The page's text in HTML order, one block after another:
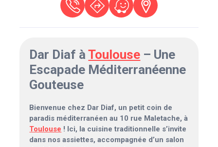
Dar Diaf àToulouse – Une
Escapade Méditerranéenne
Gouteuse
Bienvenue chez Dar Diaf, un petit coin de
paradis méditerranéen au 10 rue Maletache, à
Toulouse ! Ici, la cuisine traditionnelle s’invite
dans nos assiettes, accompagnée d’un salon